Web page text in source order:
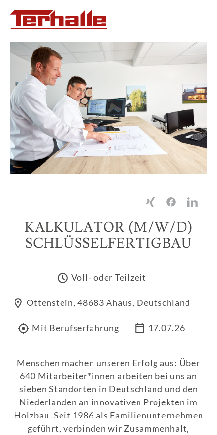
KALKULATOR (M/W/D)
SCHLÜSSELFERTIGBAU
Voll- oder Teilzeit
Ottenstein, 48683 Ahaus, Deutschland
Mit Berufserfahrung 17.07.26
Menschen machen unseren Erfolg aus: Über
640 Mitarbeiter*innen arbeiten bei uns an
sieben Standorten in Deutschland und den
Niederlanden an innovativen Projekten im
Holzbau. Seit 1986 als Familienunternehmen
geführt, verbinden wir Zusammenhalt,